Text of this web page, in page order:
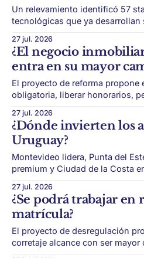
Un relevamiento identificó 57
tecnológicas que ya desarrollan
construcción. La construcción argentina empieza a
atravesar una transformación
materiales y mano de obra. Durante años, el sector fue
considerado una de las
27 jul. 2026
¿El negocio
entra en su mayor
El proyecto de reforma propone
obligatoria, liberar honorarios,
nuevos jugadores. El mercado inmobiliario argentino
podría estar frente a una
proyecto impulsado por el
corretaje inmobiliario: dejaría de
27 jul. 2026
¿Dónde invierten los
Uruguay?
Montevideo lidera, Punta del
premium y Ciudad de la Costa
conserva su lugar como destino
inversores argentinos. La estabilidad institucional, la
seguridad jurídica, los
que mantiene
27 jul. 2026
¿Se podrá trabajar en
matrícula?
El proyecto de desregulación
corretaje alcance con ser mayor